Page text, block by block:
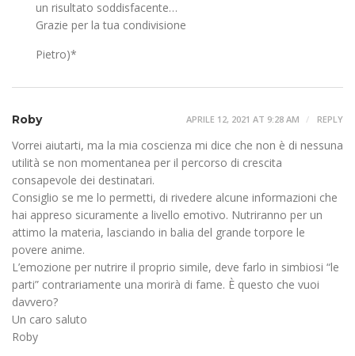
un risultato soddisfacente…
Grazie per la tua condivisione
Pietro)*
Roby APRILE 12, 2021 AT 9:28 AM REPLY
Vorrei aiutarti, ma la mia coscienza mi dice che non è di nessuna
utilità se non momentanea per il percorso di crescita
consapevole dei destinatari.
Consiglio se me lo permetti, di rivedere alcune informazioni che
hai appreso sicuramente a livello emotivo. Nutriranno per un
attimo la materia, lasciando in balia del grande torpore le
povere anime.
L’emozione per nutrire il proprio simile, deve farlo in simbiosi “le
parti” contrariamente una morirà di fame. È questo che vuoi
davvero?
Un caro saluto
Roby